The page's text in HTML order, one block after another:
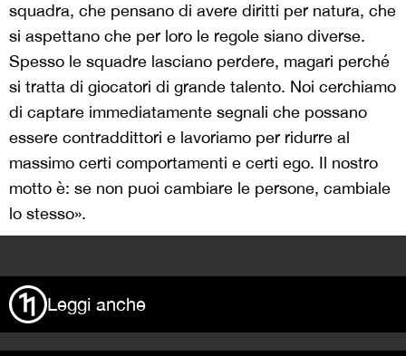
squadra, che pensano di avere diritti per natura, che
si aspettano che per loro le regole siano diverse.
Spesso le squadre lasciano perdere, magari perché
si tratta di giocatori di grande talento. Noi cerchiamo
di captare immediatamente segnali che possano
essere contraddittori e lavoriamo per ridurre al
massimo certi comportamenti e certi ego. Il nostro
motto è: se non puoi cambiare le persone, cambiale
lo stesso».
Leggi anche